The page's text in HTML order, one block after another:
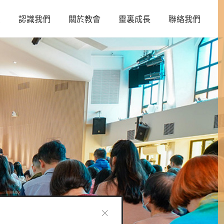
認識我們 關於教會 靈裏成長 聯絡我們